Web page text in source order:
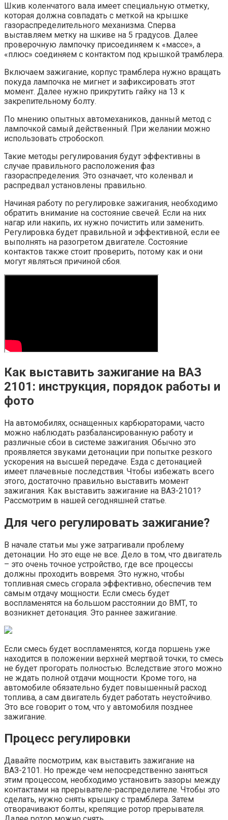
Шкив коленчатого вала имеет специальную отметку,
которая должна совпадать с меткой на крышке
газораспределительного механизма. Сперва
выставляем метку на шкиве на 5 градусов. Далее
проверочную лампочку присоединяем к «массе», а
«плюс» соединяем с контактом под крышкой трамблера.
Включаем зажигание, корпус трамблера нужно вращать
покуда лампочка не мигнет и зафиксировать этот
момент. Далее нужно прикрутить гайку на 13 к
закрепительному болту.
По мнению опытных автомехаников, данный метод с
лампочкой самый действенный. При желании можно
использовать стробоскоп.
Такие методы регулирования будут эффективны в
случае правильного расположения фаз
газораспределения. Это означает, что коленвал и
распредвал установлены правильно.
Начиная работу по регулировке зажигания, необходимо
обратить внимание на состояние свечей. Если на них
нагар или накипь, их нужно почистить или заменить.
Регулировка будет правильной и эффективной, если ее
выполнять на разогретом двигателе. Состояние
контактов также стоит проверить, потому как и они
могут являться причиной сбоя.
Как выставить зажигание на ВАЗ
2101: инструкция, порядок работы и
фото
На автомобилях, оснащенных карбюраторами, часто
можно наблюдать разбалансированную работу и
различные сбои в системе зажигания. Обычно это
проявляется звуками детонации при попытке резкого
ускорения на высшей передаче. Езда с детонацией
имеет плачевные последствия. Чтобы избежать всего
этого, достаточно правильно выставить момент
зажигания. Как выставить зажигание на ВАЗ-2101?
Рассмотрим в нашей сегодняшней статье.
Для чего регулировать зажигание?
В начале статьи мы уже затрагивали проблему
детонации. Но это еще не все. Дело в том, что двигатель
– это очень точное устройство, где все процессы
должны проходить вовремя. Это нужно, чтобы
топливная смесь сгорала эффективно, обеспечив тем
самым отдачу мощности. Если смесь будет
воспламенятся на большом расстоянии до ВМТ, то
возникнет детонация. Это раннее зажигание.
Если смесь будет воспламенятся, когда поршень уже
находится в положении верхней мертвой точки, то смесь
не будет прогорать полностью. Вследствие этого можно
не ждать полной отдачи мощности. Кроме того, на
автомобиле обязательно будет повышенный расход
топлива, а сам двигатель будет работать неустойчиво.
Это все говорит о том, что у автомобиля позднее
зажигание.
Процесс регулировки
Давайте посмотрим, как выставить зажигание на
ВАЗ-2101. Но прежде чем непосредственно заняться
этим процессом, необходимо установить зазоры между
контактами на прерывателе-распределителе. Чтобы это
сделать, нужно снять крышку с трамблера. Затем
отворачивают болты, крепящие ротор прерывателя.